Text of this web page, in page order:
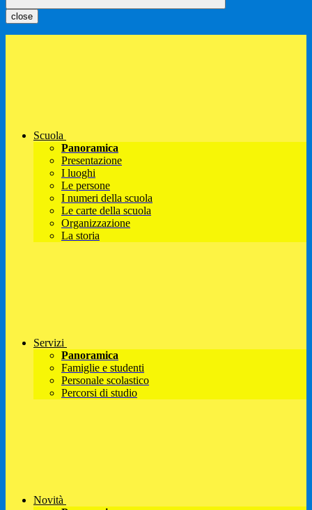
close
Scuola
Panoramica
Presentazione
I luoghi
Le persone
I numeri della scuola
Le carte della scuola
Organizzazione
La storia
Servizi
Panoramica
Famiglie e studenti
Personale scolastico
Percorsi di studio
Novità